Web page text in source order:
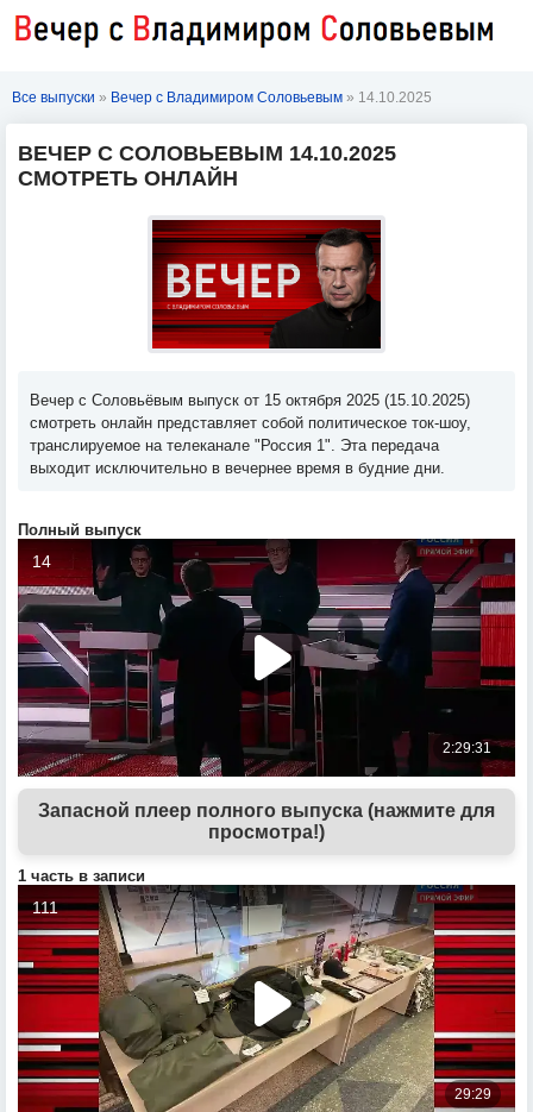
Все выпуски » Вечер с Владимиром Соловьевым » 14.10.2025
ВЕЧЕР С СОЛОВЬЕВЫМ 14.10.2025
СМОТРЕТЬ ОНЛАЙН
Вечер с Соловьёвым выпуск от 15 октября 2025 (15.10.2025)
смотреть онлайн представляет собой политическое ток-шоу,
транслируемое на телеканале "Россия 1". Эта передача
выходит исключительно в вечернее время в будние дни.
Полный выпуск
Запасной плеер полного выпуска (нажмите для
просмотра!)
1 часть в записи